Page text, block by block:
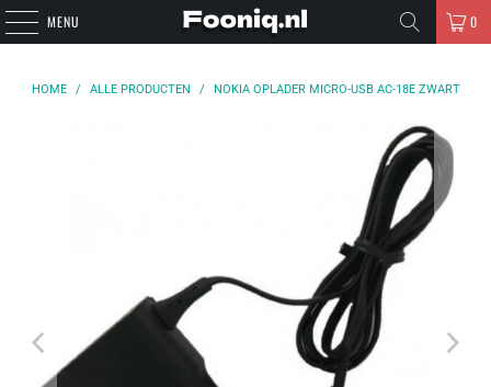
MENU 0
HOME / ALLE PRODUCTEN / NOKIA OPLADER MICRO-USB AC-18E ZWART